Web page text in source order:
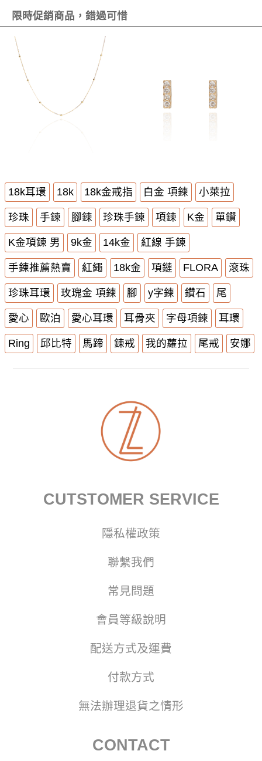
限時促銷商品，錯過可惜
18k耳環 18k 18k金戒指 白金 項鍊 小萊拉
珍珠 手鍊 腳鍊 珍珠手鍊 項鍊 K金 單鑽
K金項鍊 男 9k金 14k金 紅線 手鍊
手鍊推薦熱賣 紅繩 18k金 項鏈 FLORA 滾珠
珍珠耳環 玫瑰金 項鍊 腳 y字鍊 鑽石 尾
愛心 歐泊 愛心耳環 耳骨夾 字母項鍊 耳環
Ring 邱比特 馬蹄 鍊戒 我的蘿拉 尾戒 安娜
CUTSTOMER SERVICE
隱私權政策
聯繫我們
常見問題
會員等級說明
配送方式及運費
付款方式
無法辦理退貨之情形
CONTACT